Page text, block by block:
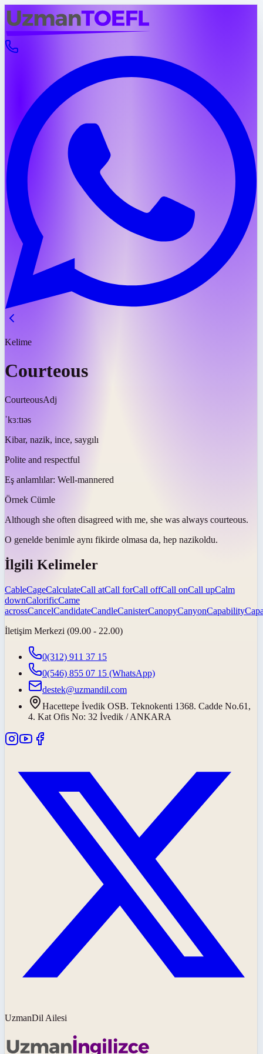
Kelime
Courteous
CourteousAdj
ˈkɜːtɪəs
Kibar, nazik, ince, saygılı
Polite and respectful
Eş anlamlılar: Well-mannered
Örnek Cümle
Although she often disagreed with me, she was always courteous.
O genelde benimle aynı fikirde olmasa da, hep nazikoldu.
İlgili Kelimeler
CableCageCalculateCall atCall forCall offCall onCall upCalm
downCalorificCame
acrossCancelCandidateCandleCanisterCanopyCanyonCapability
İletişim Merkezi (09.00 - 22.00)
0(312) 911 37 15
0(546) 855 07 15 (WhatsApp)
destek@uzmandil.com
Hacettepe İvedik OSB. Teknokenti 1368. Cadde No.61,
4. Kat Ofis No: 32 İvedik / ANKARA
UzmanDil Ailesi